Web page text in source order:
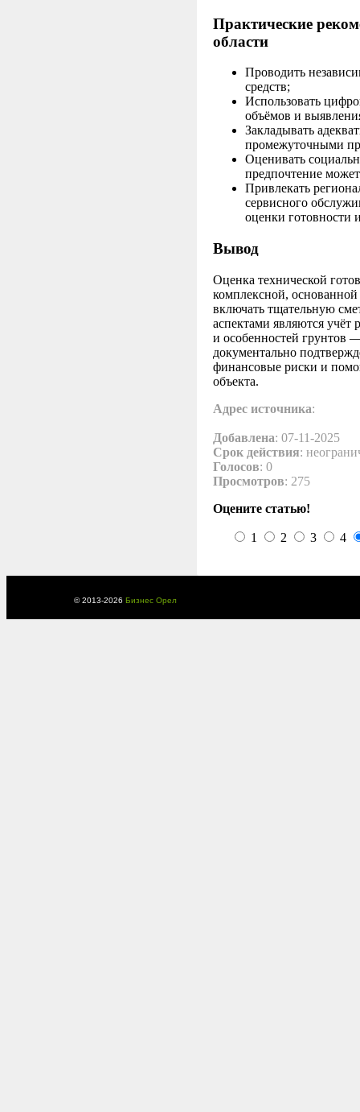
Практические
области
Проводить
средств;
Использовать
объёмов и
Закладывать
промежуточными
Оценивать
предпочтение
Привлекать
сервисного
оценки готовности
Вывод
Оценка технической
комплексной,
включать тщательную
аспектами являются
и особенностей грунтов
документально
финансовые риски и
объекта.
Адрес источника:
Добавлена: 07-11-2025
Срок действия:
Голосов: 0
Просмотров: 275
Оцените статью!
1 2 3 4
© 2013-2026 Бизнес Орел